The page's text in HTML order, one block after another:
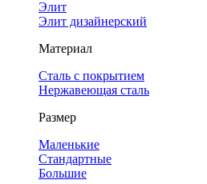
Элит
Элит дизайнерский
Материал
Сталь с покрытием
Нержавеющая сталь
Размер
Маленькие
Стандартные
Большие